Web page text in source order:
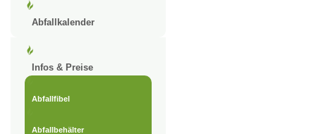
Abfallkalender
Infos & Preise
Abfallfibel
Abfallbehälter